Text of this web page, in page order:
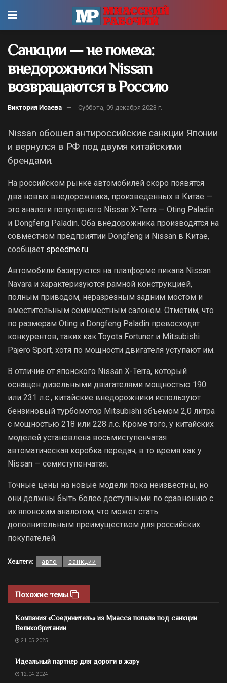
Санкции — не помеха:
внедорожники Nissan
возвращаются в Россию
Виктория Исаева Суббота, 09 декабря 2023 г.
Nissan обошел антироссийские санкции Японии
и вернулся в РФ под двумя китайскими
брендами.
На российском рынке автомобилей скоро появятся
два новых внедорожника, произведенных в Китае —
это аналоги популярного Nissan X-Terra — Oting Paladin
и Dongfeng Paladin. Оба внедорожника производятся на
совместном предприятии Dongfeng и Nissan в Китае,
сообщает speedme.ru.
Автомобили базируются на платформе пикапа Nissan
Navara и характеризуются рамной конструкцией,
полным приводом, неразрезным задним мостом и
вместительным семиместным салоном. Отметим, что
по размерам Oting и Dongfeng Paladin превосходят
конкурентов, таких как Toyota Fortuner и Mitsubishi
Pajero Sport, хотя по мощности двигателя уступают им.
В отличие от японского Nissan X-Terra, который
оснащен дизельными двигателями мощностью 190
или 231 л.с., китайские внедорожники используют
бензиновый турбомотор Mitsubishi объемом 2,0 литра
с мощностью 218 или 228 л.с. Кроме того, у китайских
моделей установлена восьмиступенчатая
автоматическая коробка передач, в то время как у
Nissan — семиступенчатая.
Точные цены на новые модели пока неизвестны, но
они должны быть более доступными по сравнению с
их японским аналогом, что может стать
дополнительным преимуществом для российских
покупателей.
Хештеги: авто санкции
Похожие темы
Компания «Соединитель» из Миасса попала под санкции
Великобритании
21.05.2025
Идеальный партнер для дороги в жару
12.04.2024